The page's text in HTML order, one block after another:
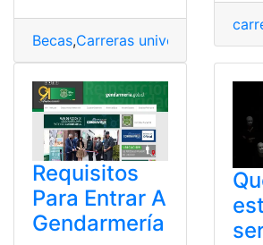
Becas,Carreras universitarias
Requisitos
Para Entrar A
Gendarmería